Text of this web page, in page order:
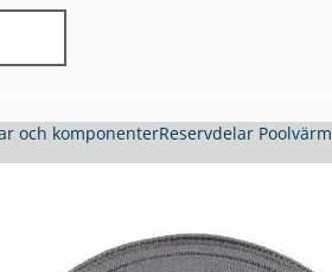
och komponenterReservdelar